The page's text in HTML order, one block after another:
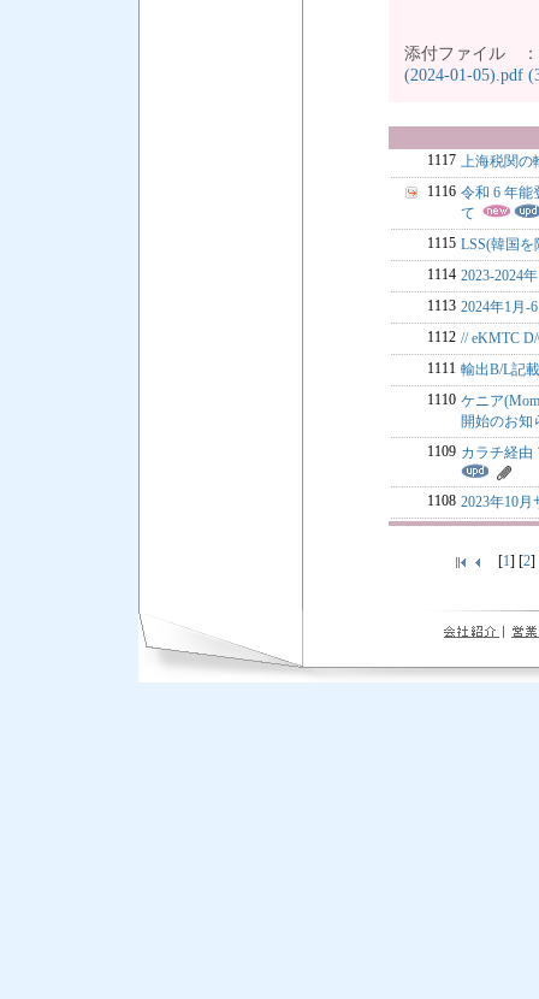
添付ファイル
(2024-01-05).pdf
1117 上海税関の
1116 令和 6 年能
て
1115 LSS(韓国を
1114 2023-2024
1113 2024年1月
1112 // eKMTC
1111 輸出B/L記
1110 ケニア
開始のお知
1109 カラチ経由
1108 2023年10
[1] [2]